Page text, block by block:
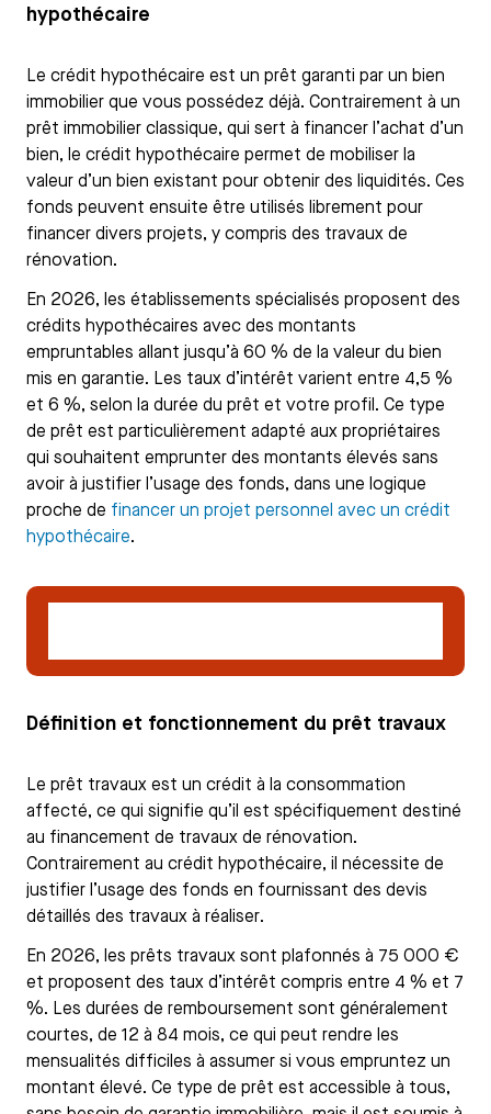
hypothécaire
Le crédit hypothécaire est un prêt garanti par un bien
immobilier que vous possédez déjà. Contrairement à un
prêt immobilier classique, qui sert à financer l’achat d’un
bien, le crédit hypothécaire permet de mobiliser la
valeur d’un bien existant pour obtenir des liquidités. Ces
fonds peuvent ensuite être utilisés librement pour
financer divers projets, y compris des travaux de
rénovation.
En 2026, les établissements spécialisés proposent des
crédits hypothécaires avec des montants
empruntables allant jusqu’à 60 % de la valeur du bien
mis en garantie. Les taux d’intérêt varient entre 4,5 %
et 6 %, selon la durée du prêt et votre profil. Ce type
de prêt est particulièrement adapté aux propriétaires
qui souhaitent emprunter des montants élevés sans
avoir à justifier l’usage des fonds, dans une logique
proche de financer un projet personnel avec un crédit
hypothécaire.
Définition et fonctionnement du prêt travaux
Le prêt travaux est un crédit à la consommation
affecté, ce qui signifie qu’il est spécifiquement destiné
au financement de travaux de rénovation.
Contrairement au crédit hypothécaire, il nécessite de
justifier l’usage des fonds en fournissant des devis
détaillés des travaux à réaliser.
En 2026, les prêts travaux sont plafonnés à 75 000 €
et proposent des taux d’intérêt compris entre 4 % et 7
%. Les durées de remboursement sont généralement
courtes, de 12 à 84 mois, ce qui peut rendre les
mensualités difficiles à assumer si vous empruntez un
montant élevé. Ce type de prêt est accessible à tous,